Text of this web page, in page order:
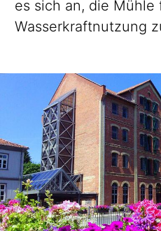
es sich an, die
Wasserkraftnutzung